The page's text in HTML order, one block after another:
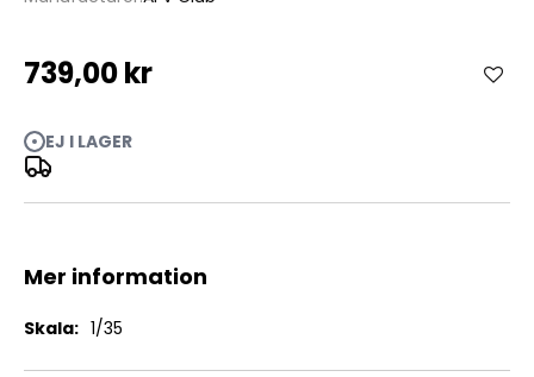
739,00 kr
EJ I LAGER
Mer information
Mer
1/35